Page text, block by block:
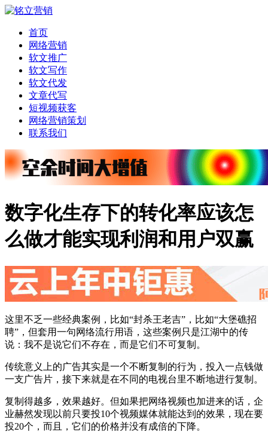
首页
网络营销
软文推广
软文写作
软文代发
文章代写
短视频获客
网络营销策划
联系我们
数字化生存下的转化率应该怎
么做才能实现利润和用户双赢
这里不乏一些经典案例，比如“封杀王老吉”，比如“大堡礁招
聘”，但套用一句网络流行用语，这些案例只是江湖中的传
说：我不是说它们不存在，而是它们不可复制。
传统意义上的广告其实是一个不断复制的行为，投入一点钱做
一支广告片，接下来就是在不同的电视台里不断地进行复制。
复制得越多，效果越好。但如果把网络视频也加进来的话，企
业赫然发现以前只要投10个视频媒体就能达到的效果，现在要
投20个，而且，它们的价格并没有成倍的下降。